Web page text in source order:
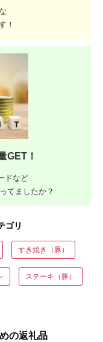
！
GET！
ドなど
てましたか？
ゴリ
すき焼き（豚）
ステーキ（豚）
の返礼品